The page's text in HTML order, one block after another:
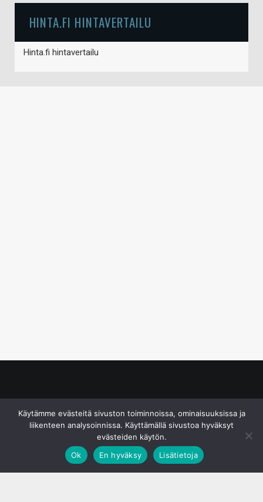
HINTA.FI HINTAVERTAILU
Hinta.fi hintavertailu
Käytämme evästeitä sivuston toiminnoissa, ominaisuuksissa ja
liikenteen analysoinnissa. Käyttämällä sivustoa hyväksyt
evästeiden käytön.
Ok
En hyväksy Lisätietoja